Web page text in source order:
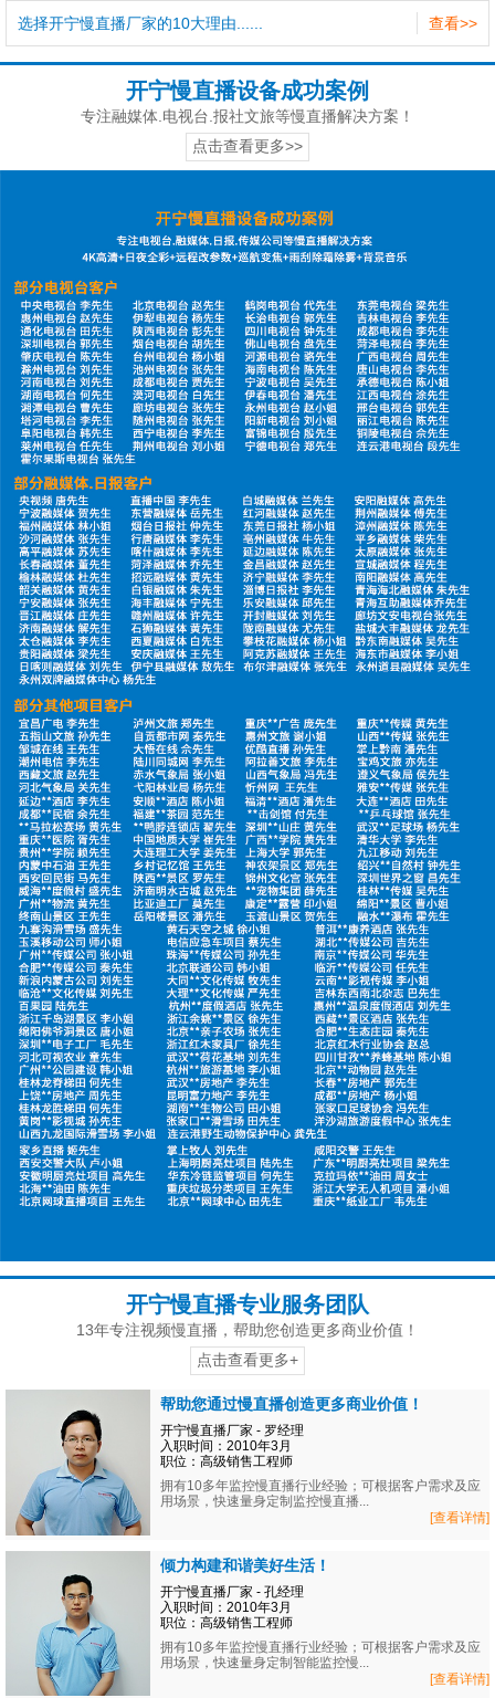
查看>>
选择开宁慢直播厂家的10大理由......
开宁慢直播设备成功案例
专注融媒体.电视台.报社文旅等慢直播解决方案！
点击查看更多>>
开宁慢直播专业服务团队
13年专注视频慢直播，帮助您创造更多商业价值！
点击查看更多+
帮助您通过慢直播创造更多商业价值！
开宁慢直播厂家 - 罗经理
入职时间：2010年3月
职位：高级销售工程师
拥有10多年监控慢直播行业经验；可根据客户需求及应
用场景，快速量身定制监控慢直播...
[查看详情]
倾力构建和谐美好生活！
开宁慢直播厂家 - 孔经理
入职时间：2010年3月
职位：高级销售工程师
拥有10多年监控慢直播行业经验；可根据客户需求及应
用场景，快速量身定制智能监控慢...
[查看详情]